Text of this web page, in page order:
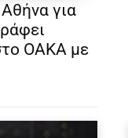
για
ΟΑΚΑ με